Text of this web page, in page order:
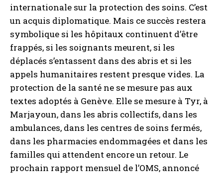
internationale sur la protection des soins. C’est
un acquis diplomatique. Mais ce succès restera
symbolique si les hôpitaux continuent d’être
frappés, si les soignants meurent, si les
déplacés s’entassent dans des abris et si les
appels humanitaires restent presque vides. La
protection de la santé ne se mesure pas aux
textes adoptés à Genève. Elle se mesure à Tyr, à
Marjayoun, dans les abris collectifs, dans les
ambulances, dans les centres de soins fermés,
dans les pharmacies endommagées et dans les
familles qui attendent encore un retour. Le
prochain rapport mensuel de l’OMS, annoncé